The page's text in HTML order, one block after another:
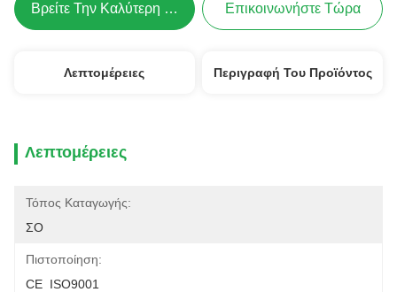
Βρείτε Την Καλύτερη Τιμή Επικοινωνήστε Τώρα
Λεπτομέρειες Περιγραφή Του Προϊόντος
Λεπτομέρειες
Τόπος Καταγωγής:
ΣΟ
Πιστοποίηση:
CE  ISO9001